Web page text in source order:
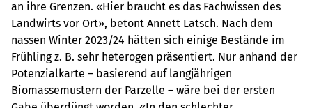
an ihre Grenzen. «Hier braucht es das Fachwissen des
Landwirts vor Ort», betont Annett Latsch. Nach dem
nassen Winter 2023/24 hätten sich einige Bestände im
Frühling z. B. sehr heterogen präsentiert. Nur anhand der
Potenzialkarte – basierend auf langjährigen
Biomassemustern der Parzelle – wäre bei der ersten